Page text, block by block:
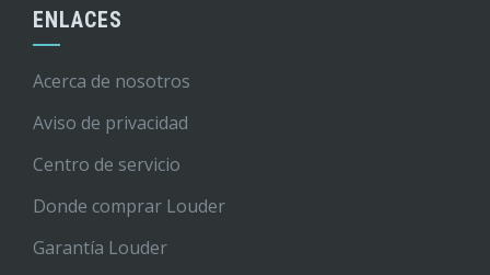
ENLACES
Acerca de nosotros
Aviso de privacidad
Centro de servicio
Donde comprar Louder
Garantía Louder